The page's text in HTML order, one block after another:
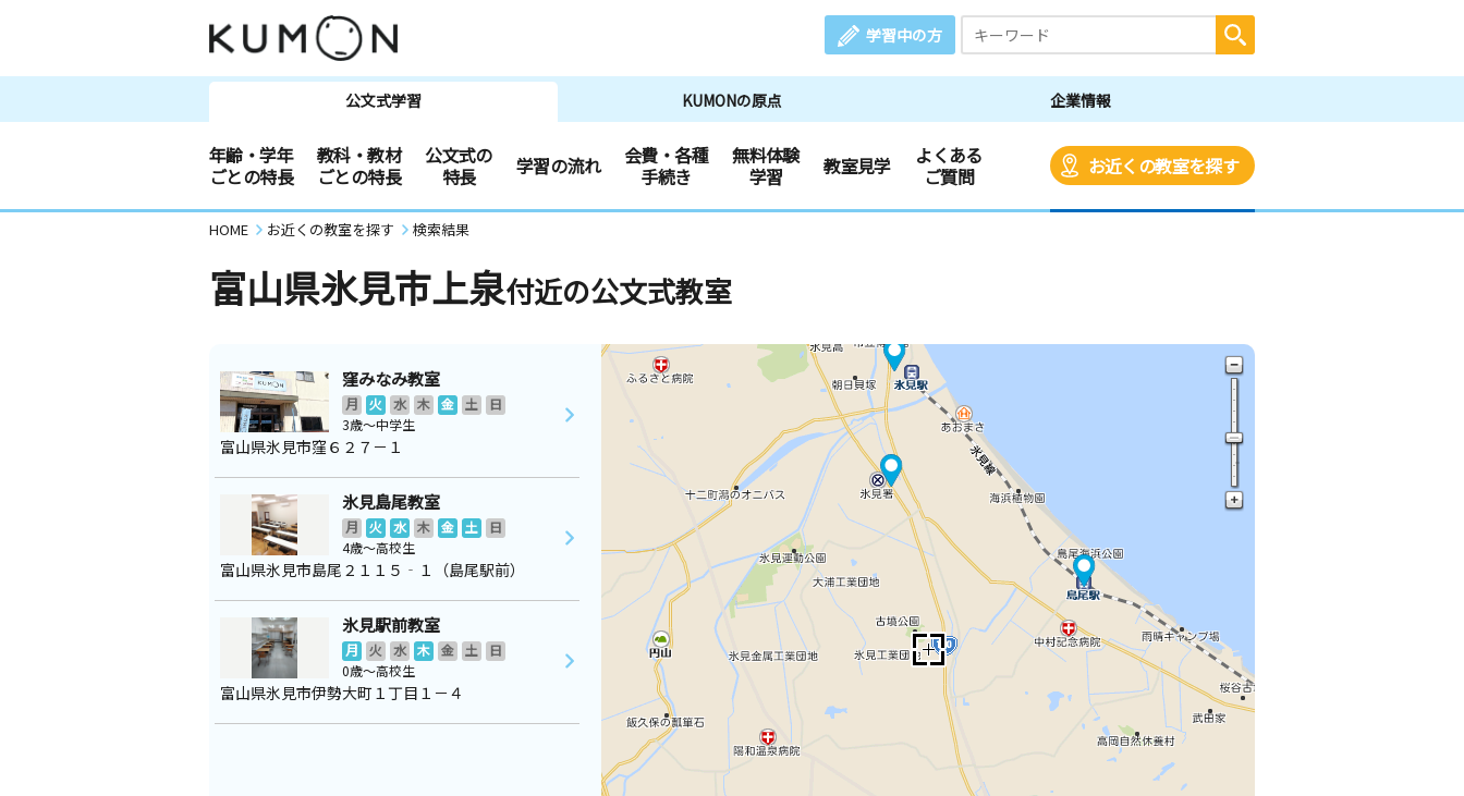
学習中の方
公文式学習 KUMONの原点 企業情報
年齢・学年
ごとの特長
教科・教材
ごとの特長
公文式の
特長
学習の流れ
会費・各種
手続き
無料体験
学習
教室見学
よくある
ご質問
お近くの教室を探す
HOME お近くの教室を探す 検索結果
富山県氷見市上泉付近の公文式教室
窪みなみ教室
月 火 水 木 金 土
日
3歳～中学生
富山県氷見市窪６２７－１
氷見島尾教室
月 火 水 木 金 土
日
4歳～高校生
富山県氷見市島尾２１１５‐１（島尾駅前）
氷見駅前教室
月 火 水 木 金 土
日
0歳～高校生
富山県氷見市伊勢大町１丁目１－４